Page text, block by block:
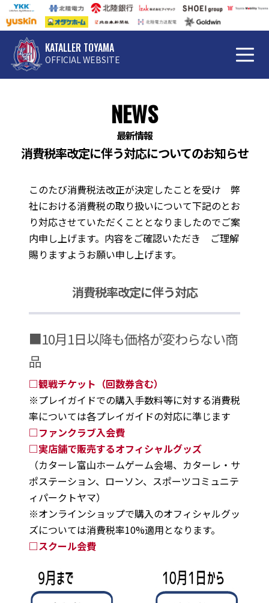
KATALLER TOYAMA
OFFICIAL WEBSITE
NEWS
最新情報
消費税率改定に伴う対応についてのお知らせ
このたび消費税法改正が決定したことを受け 弊
社における消費税の取り扱いについて下記のとお
り対応させていただくこととなりましたのでご案
内申し上げます。内容をご確認いただき ご理解
賜りますようお願い申し上げます。
消費税率改定に伴う対応
■10月1日以降も価格が変わらない商
品
□観戦チケット（回数券含む）
※プレイガイドでの購入手数料等に対する消費税
率については各プレイガイドの対応に準じます
□ファンクラブ入会費
□実店舗で販売するオフィシャルグッズ
（カターレ富山ホームゲーム会場、カターレ・サ
ポステーション、ローソン、スポーツコミュニテ
ィパークトヤマ）
※オンラインショップで購入のオフィシャルグッ
ズについては消費税率10%適用となります。
□スクール会費